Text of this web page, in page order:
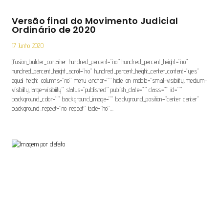
Versão final do Movimento Judicial
Ordinário de 2020
17 Junho 2020
[fusion_builder_container hundred_percent=”no” hundred_percent_height=”no”
hundred_percent_height_scroll=”no” hundred_percent_height_center_content=”yes”
equal_height_columns=”no” menu_anchor=”” hide_on_mobile=”small-visibility,medium-
visibility,large-visibility” status=”published” publish_date=”” class=”” id=””
background_color=”” background_image=”” background_position=”center center”
background_repeat=”no-repeat” fade=”no”…